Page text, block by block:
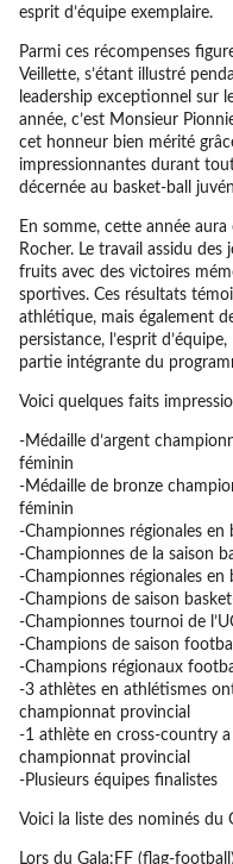
esprit d’équipe exemplaire.
Parmi ces récompenses
Veillette, s’étant illustré
leadership exceptionnel sur
année, c’est Monsieur
cet honneur bien mérité
impressionnantes durant
décernée au basket-ball
En somme, cette année
Rocher. Le travail assidu
fruits avec des victoires
sportives. Ces résultats
athlétique, mais également
persistance, l’esprit
partie intégrante du
Voici quelques faits
-Médaille d’argent
féminin
-Médaille de bronze
féminin
-Championnes régionales
-Championnes de la saison
-Championnes régionales
-Champions de saison
-Championnes tournoi de
-Champions de saison
-Champions régionaux
-3 athlètes en athlétismes
championnat provincial
-1 athlète en cross-country
championnat provincial
-Plusieurs équipes finalistes
Voici la liste des nominés du
Lors du Gala:FF (flag-